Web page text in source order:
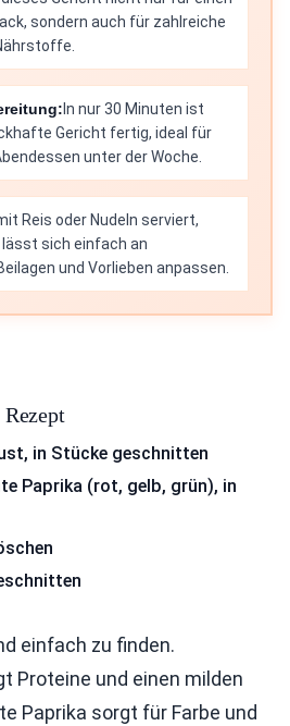
sondern auch für zahlreiche
In nur 30 Minuten ist
Gericht fertig, ideal für
unter der Woche.
Reis oder Nudeln serviert,
sich einfach an
und Vorlieben anpassen.
in Stücke geschnitten
Paprika (rot, gelb, grün), in
einfach zu finden.
Proteine und einen milden
Paprika sorgt für Farbe und